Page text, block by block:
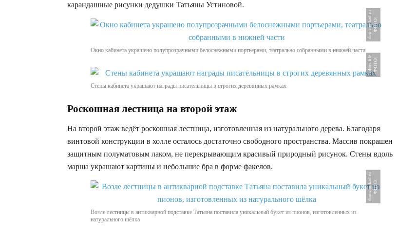
карандашные рисунки дедушки Татьяны Устиновой.
Ф
О
Т
О
:
d
o
m
z
a
m
k
a
d
.
r
u
Окно кабинета украшено полупрозрачными белоснежными портьерами, театрально собранными в нижней части
Ф
О
Т
О
:
c
o
l
o
r
s
.
l
i
f
e
Стены кабинета украшают награды писательницы в строгих деревянных рамках
Роскошная лестница на второй этаж
На второй этаж ведёт роскошная лестница, изготовленная из натурального дерева. Благодаря
винтовой конструкции в холле осталось достаточно свободного пространства. Массив покрашен
защитным полуматовым лаком, не перекрывающим красивый природный рисунок. Стены вдоль
марша украшают картины и небольшие бра в форме факелов.
Ф
О
Т
О
:
d
o
m
z
a
m
k
a
d
.
r
u
Возле лестницы в антикварной подставке Татьяна поставила уникальный букет из пионов, изготовленных из
натурального шёлка